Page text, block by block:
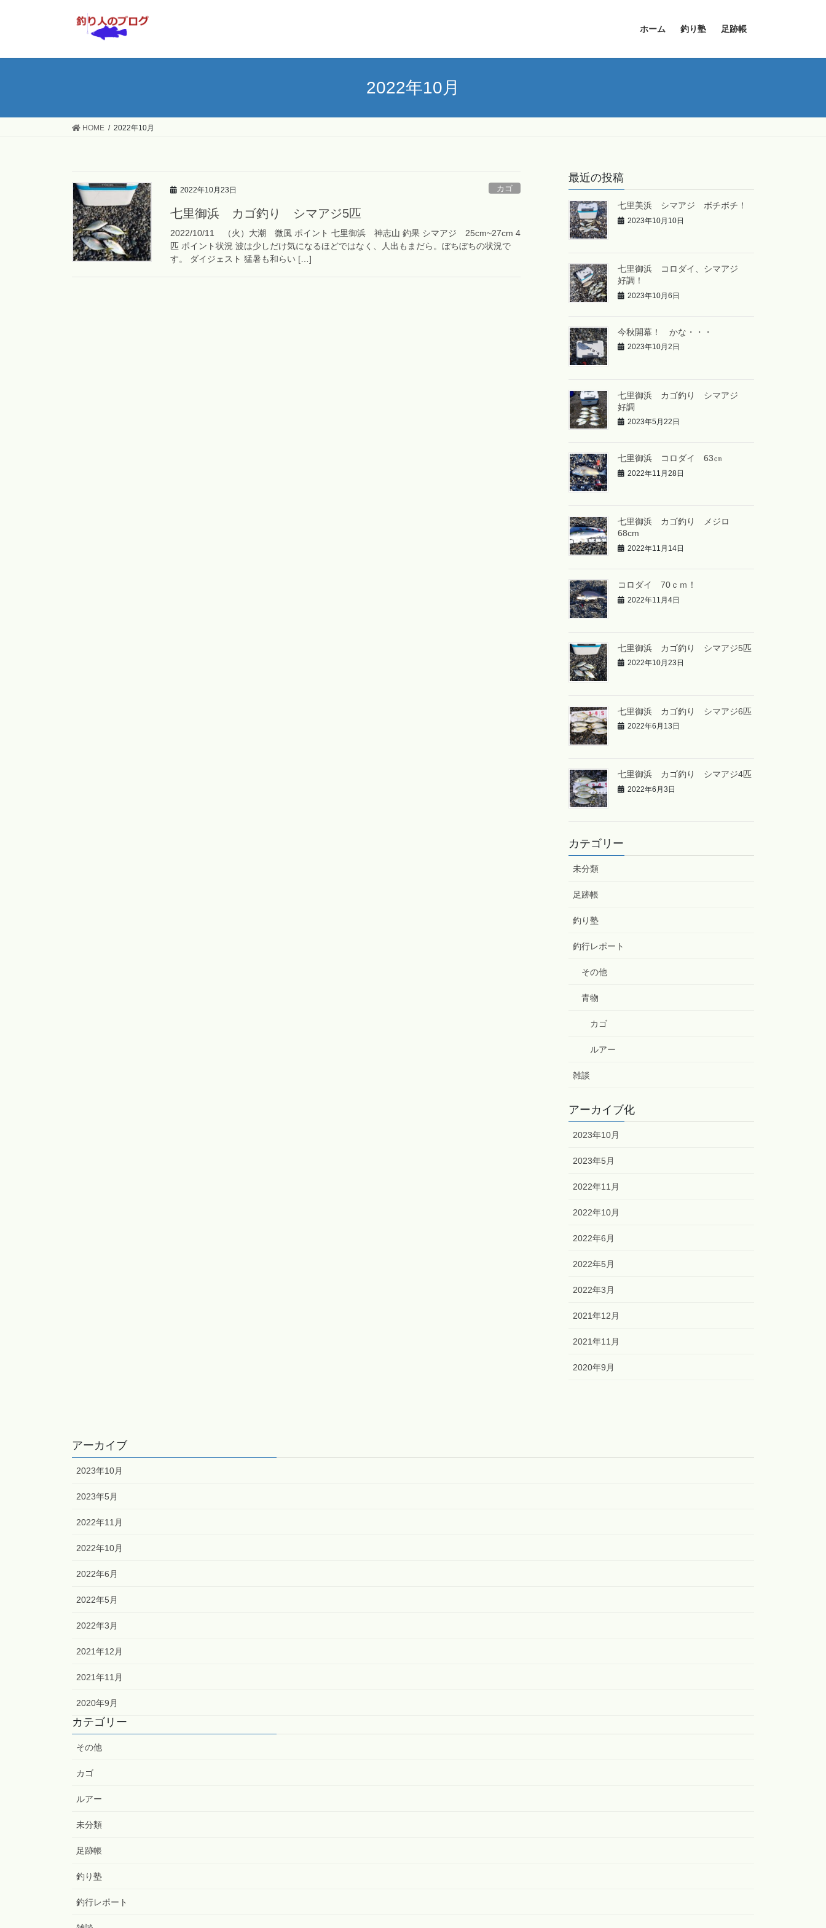
ホーム 釣り塾 足跡帳
2022年10月
HOME 2022年10月
2022年10月23日 カゴ
七里御浜 カゴ釣り シマアジ5匹
2022/10/11 （火）大潮 微風 ポイント 七里御浜 神志山 釣果 シマアジ 25cm~27cm 4
匹 ポイント状況 波は少しだけ気になるほどではなく、人出もまだら。ぼちぼちの状況で
す。 ダイジェスト 猛暑も和らい […]
最近の投稿
七里美浜 シマアジ ボチボチ！
2023年10月10日
七里御浜 コロダイ、シマアジ
好調！
2023年10月6日
今秋開幕！ かな・・・
2023年10月2日
七里御浜 カゴ釣り シマアジ
好調
2023年5月22日
七里御浜 コロダイ 63㎝
2022年11月28日
七里御浜 カゴ釣り メジロ
68cm
2022年11月14日
コロダイ 70ｃｍ！
2022年11月4日
七里御浜 カゴ釣り シマアジ5匹
2022年10月23日
七里御浜 カゴ釣り シマアジ6匹
2022年6月13日
七里御浜 カゴ釣り シマアジ4匹
2022年6月3日
カテゴリー
未分類
足跡帳
釣り塾
釣行レポート
その他
青物
カゴ
ルアー
雑談
アーカイブ化
2023年10月
2023年5月
2022年11月
2022年10月
2022年6月
2022年5月
2022年3月
2021年12月
2021年11月
2020年9月
アーカイブ
2023年10月
2023年5月
2022年11月
2022年10月
2022年6月
2022年5月
2022年3月
2021年12月
2021年11月
2020年9月
カテゴリー
その他
カゴ
ルアー
未分類
足跡帳
釣り塾
釣行レポート